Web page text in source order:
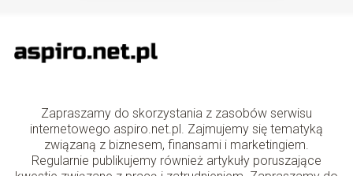
Zapraszamy do skorzystania z zasobów serwisu
internetowego aspiro.net.pl. Zajmujemy się tematyką
związaną z biznesem, finansami i marketingiem.
Regularnie publikujemy również artykuły poruszające